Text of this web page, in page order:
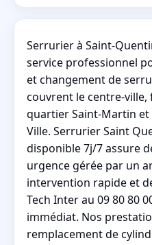
Serrurier à Saint-
service professionnel
et changement de
couvrent le centre-ville,
quartier Saint-Martin et
Ville. Serrurier Saint
disponible 7j/7 assure
urgence gérée par un
intervention rapide et
Tech Inter au 09 80 80
immédiat. Nos
remplacement de